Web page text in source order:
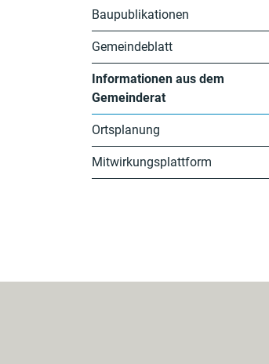
Baupublikationen
Gemeindeblatt
Informationen aus dem
Gemeinderat
(ausgewählt)
Ortsplanung
Mitwirkungsplattform